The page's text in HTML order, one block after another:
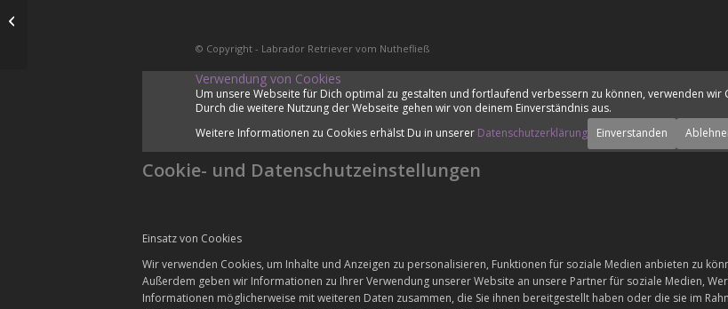
© Copyright - Labrador Retriever vom Nuthefließ
Verwendung von Cookies
Um unsere Webseite für Dich optimal zu gestalten und fortlaufend verbessern zu können, verwenden wir
Durch die weitere Nutzung der Webseite gehen wir von deinem Einverständnis aus.
Weitere Informationen zu Cookies erhälst Du in unserer Datenschutzerklärung Einverstanden
Cookie- und Datenschutzeinstellungen
Einsatz von Cookies
Wir verwenden Cookies, um Inhalte und Anzeigen zu personalisieren, Funktionen für soziale Medien anbieten zu
Außerdem geben wir Informationen zu Ihrer Verwendung unserer Website an unsere Partner für soziale Medien,
Informationen möglicherweise mit weiteren Daten zusammen, die Sie ihnen bereitgestellt haben oder die sie im